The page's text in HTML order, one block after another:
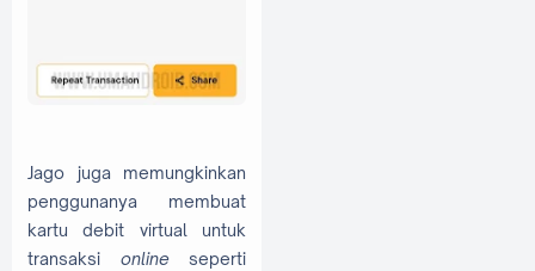
Jago juga memungkinkan
penggunanya membuat
kartu debit virtual untuk
transaksi onlineseperti